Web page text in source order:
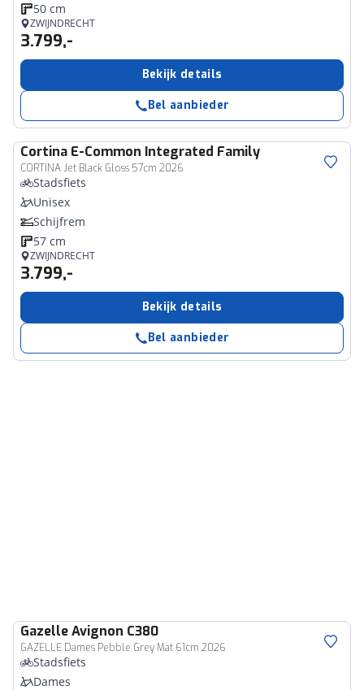
50 cm
ZWIJNDRECHT
3.799,-
Bekijk details
Bel aanbieder
Cortina E-Common Integrated Family
CORTINA Jet Black Gloss 57cm 2026
Stadsfiets
Unisex
Schijfrem
57 cm
ZWIJNDRECHT
3.799,-
Bekijk details
Bel aanbieder
GazelleAvignon C380
GAZELLE Dames Pebble Grey Mat 61cm 2026
Stadsfiets
Dames